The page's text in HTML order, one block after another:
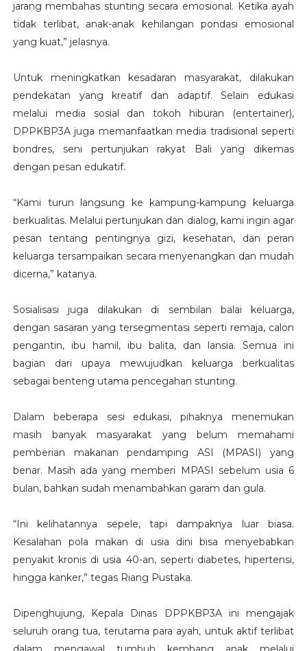
jarang membahas stunting secara emosional. Ketika ayah
tidak terlibat, anak-anak kehilangan pondasi emosional
yang kuat,” jelasnya.
Untuk meningkatkan kesadaran masyarakat, dilakukan
pendekatan yang kreatif dan adaptif. Selain edukasi
melalui media sosial dan tokoh hiburan (entertainer),
DPPKBP3A juga memanfaatkan media tradisional seperti
bondres, seni pertunjukan rakyat Bali yang dikemas
dengan pesan edukatif.
“Kami turun langsung ke kampung-kampung keluarga
berkualitas. Melalui pertunjukan dan dialog, kami ingin agar
pesan tentang pentingnya gizi, kesehatan, dan peran
keluarga tersampaikan secara menyenangkan dan mudah
dicerna,” katanya.
Sosialisasi juga dilakukan di sembilan balai keluarga,
dengan sasaran yang tersegmentasi seperti remaja, calon
pengantin, ibu hamil, ibu balita, dan lansia. Semua ini
bagian dari upaya mewujudkan keluarga berkualitas
sebagai benteng utama pencegahan stunting.
Dalam beberapa sesi edukasi, pihaknya menemukan
masih banyak masyarakat yang belum memahami
pemberian makanan pendamping ASI (MPASI) yang
benar. Masih ada yang memberi MPASI sebelum usia 6
bulan, bahkan sudah menambahkan garam dan gula.
“Ini kelihatannya sepele, tapi dampaknya luar biasa.
Kesalahan pola makan di usia dini bisa menyebabkan
penyakit kronis di usia 40-an, seperti diabetes, hipertensi,
hingga kanker,” tegas Riang Pustaka.
Dipenghujung, Kepala Dinas DPPKBP3A ini mengajak
seluruh orang tua, terutama para ayah, untuk aktif terlibat